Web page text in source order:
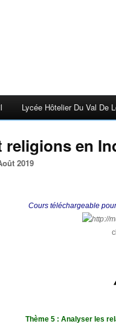
Lycée Hôtelier Du Val De
religions en
2019
Cours téléchargeable
Thème 5 : Analyser les